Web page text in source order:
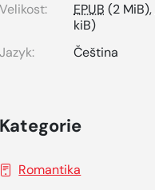
Velikost:
EPUB (2 MiB),
kiB)
Jazyk:
Čeština
Kategorie
Romantika